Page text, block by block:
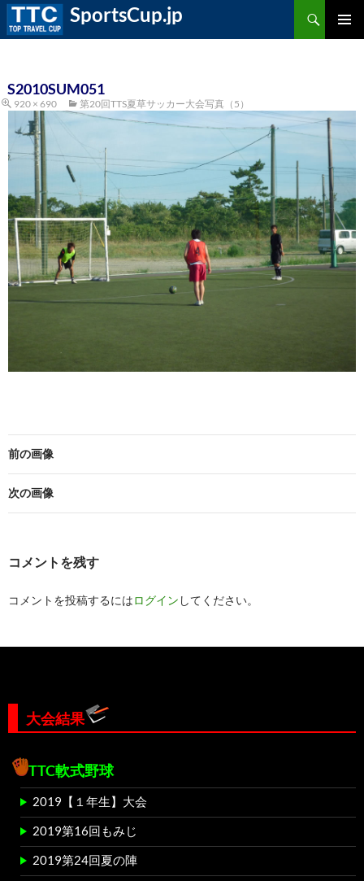
SportsCup.jp
検
ン
メ
ニ
ュ
ー
コ
ン
へ
ス
キ
S2010SUM051
920 × 690 第20回TTS夏草サッカー大会写真（5）
前の画像
次の画像
コメントを残す
コメントを投稿するにはログイン してください。
大会結果
TTC軟式野球
2019【１年生】大会
2019第16回もみじ
2019第24回夏の陣